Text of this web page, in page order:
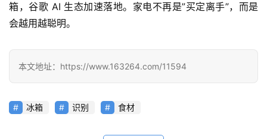
教
程
框
箱，谷歌 AI 生态加速落地。家电不再是”买定离手”，而是
会越用越聪明。
本文地址：https://www.163264.com/11594
冰箱 识别 食材